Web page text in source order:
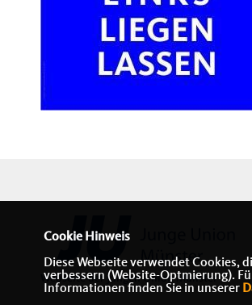
Webseite der Jungen Union Münster
Cookie Hinweis
Diese Webseite verwendet Cookies,
verbessern (Website-Optmierung).
Informationen finden Sie in unserer